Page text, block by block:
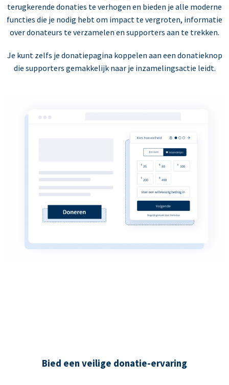
terugkerende donaties te verhogen en bieden je alle moderne
functies die je nodig hebt om impact te vergroten, informatie
over donateurs te verzamelen en supporters aan te trekken.
Je kunt zelfs je donatiepagina koppelen aan een donatieknop
die supporters gemakkelijk naar je inzamelingsactie leidt.
Bied een veilige donatie-ervaring